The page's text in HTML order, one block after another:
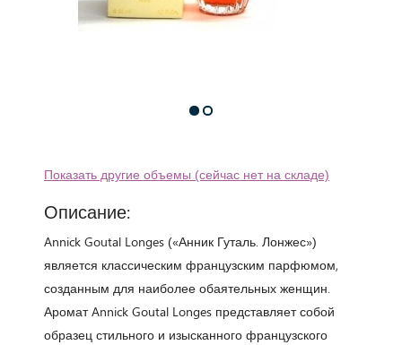
Показать другие объемы (сейчас нет на складе)
Описание:
Annick Goutal Longes («Анник Гуталь. Лонжес»)
является классическим французским парфюмом,
созданным для наиболее обаятельных женщин.
Аромат Annick Goutal Longes представляет собой
образец стильного и изысканного французского